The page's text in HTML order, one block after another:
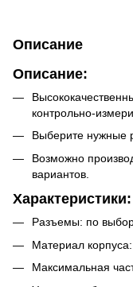
Описание
Описание:
контрольно-
Выберите нужные
Возможно
вариантов.
Характеристики:
Разъемы: по
Материал
Максимальная